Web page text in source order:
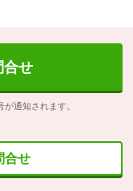
合せ
通知されます。
合せ